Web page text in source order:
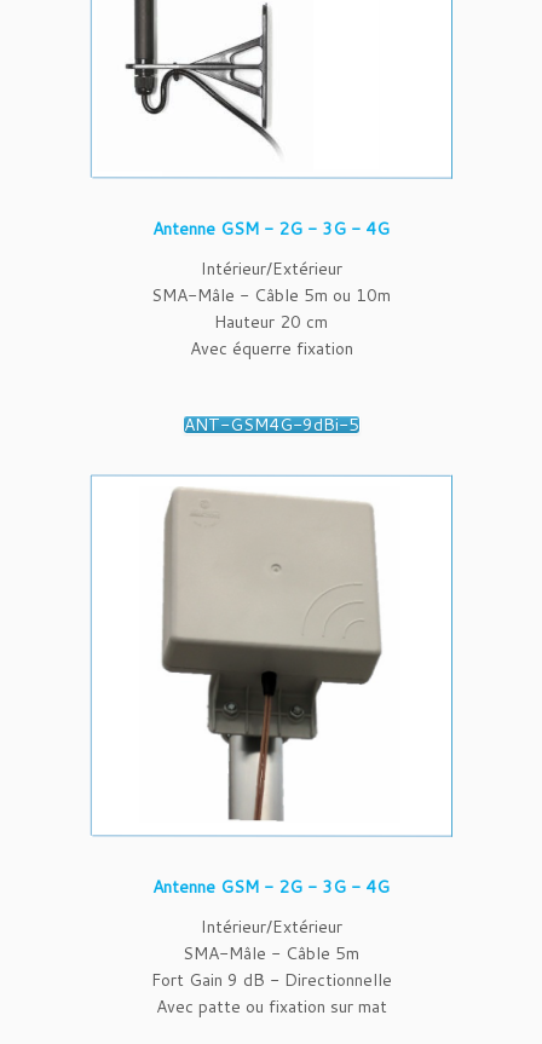
Antenne GSM - 2G - 3G - 4G
Intérieur/Extérieur
SMA-Mâle - Câble 5m ou 10m
Hauteur 20 cm
Avec équerre fixation
ANT-GSM4G-9dBi-5
Antenne GSM - 2G - 3G - 4G
Intérieur/Extérieur
SMA-Mâle - Câble 5m
Fort Gain 9 dB - Directionnelle
Avec patte ou fixation sur mat